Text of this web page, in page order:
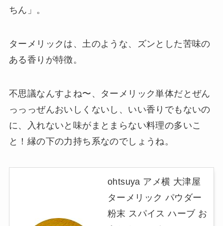
ちん」。
ターメリックは、土のような、ズンとした苦味の
ある香りが特徴。
不思議なんすよね〜、ターメリック単体だとぜん
っっっぜんおいしくないし、いい香りでもないの
に、入れないと味がまとまらない料理の多いこ
と！縁の下の力持ち系なのでしょうね。
ohtsuya アメ横 大津屋
ターメリック パウダー
粉末 スパイス ハーブ お